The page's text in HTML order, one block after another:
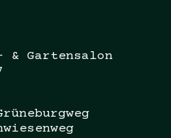
& Gartensalon